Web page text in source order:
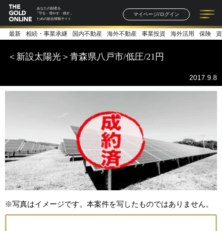
あなたの財産を
「守る・増やす・残す」
ための総合情報サイト
マイページ/ログイン
記事一覧 連載一覧
著者一覧 書籍一覧
最新 相続・事業承継 国内不動産 海外不動産 事業投資 海外活用 保険
＜新設太陽光＞青森県八戸市/低圧/21円
2017.9.8
※写真はイメージです。本案件を写したものではありません。